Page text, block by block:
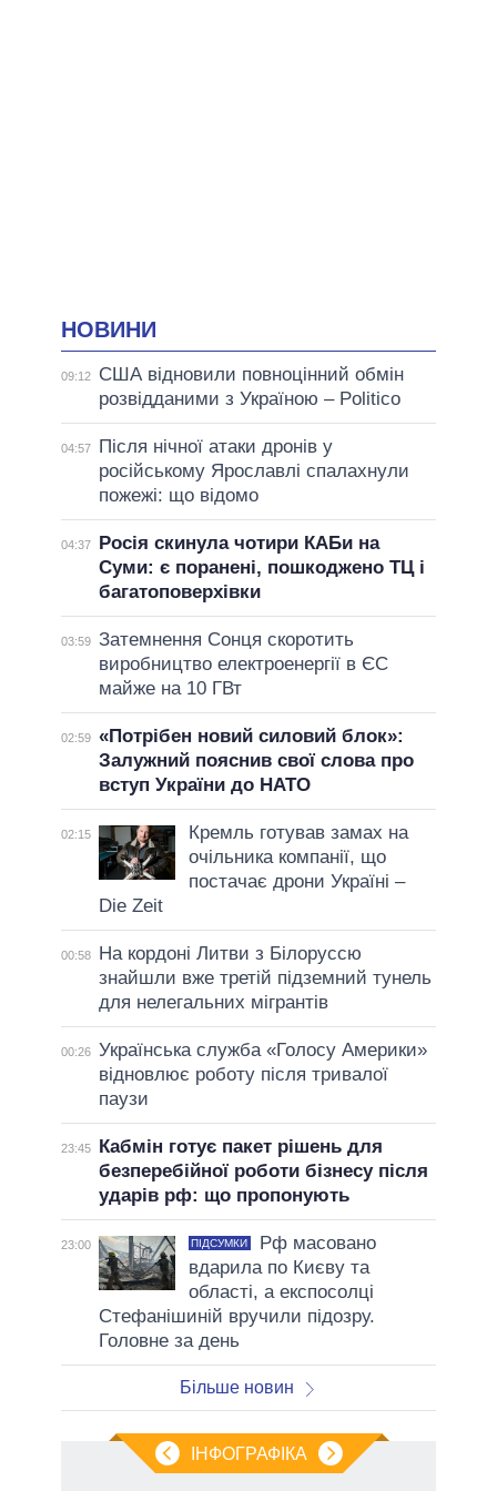
НОВИНИ
09:12
США відновили повноцінний обмін
розвідданими з Україною – Politico
04:57
Після нічної атаки дронів у
російському Ярославлі спалахнули
пожежі: що відомо
04:37
Росія скинула чотири КАБи на
Суми: є поранені, пошкоджено ТЦ і
багатоповерхівки
03:59 Затемнення Сонця скоротить
виробництво електроенергії в ЄС
майже на 10 ГВт
02:59 «Потрібен новий силовий блок»:
Залужний пояснив свої слова про
вступ України до НАТО
02:15
Кремль готував замах на
очільника компанії, що
постачає дрони Україні –
Die Zeit
00:58
На кордоні Литви з Білоруссю
знайшли вже третій підземний тунель
для нелегальних мігрантів
00:26 Українська служба «Голосу Америки»
відновлює роботу після тривалої
паузи
23:45
Кабмін готує пакет рішень для
безперебійної роботи бізнесу після
ударів рф: що пропонують
23:00 ПІДСУМКИ
Рф масовано
вдарила по Києву та
області, а експосолці
Стефанішиній вручили підозру.
Головне за день
Більше новин
ІНФОГРАФІКА